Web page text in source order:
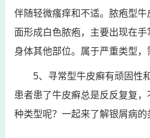
伴随轻微瘙痒和不适。脓疱型
面形成白色脓疱，主要出现在
身体其他部位。属于严重类型，
5、寻常型牛皮癣有顽固性
患者患了牛皮癣总是反反复复
种类型呢？一起来了解银屑病的